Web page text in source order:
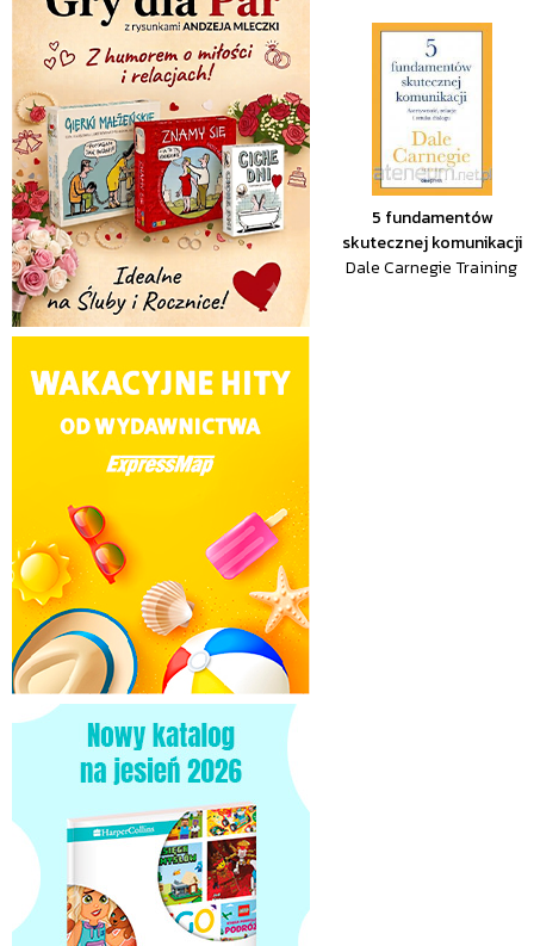
5 fundamentów
skutecznej komunikacji
Dale Carnegie Training